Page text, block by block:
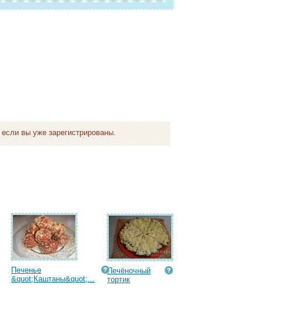
если вы уже зарегистрированы.
Печенье
&quot;Каштаны&quot;...
Печёночный
тортик